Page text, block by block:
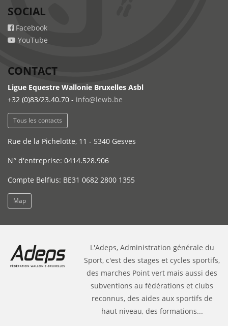
SOCIAL
Facebook
YouTube
CONTACT
Ligue Equestre Wallonie Bruxelles Asbl
+32 (0)83/23.40.70 - info@lewb.be
Tous les contacts
Rue de la Pichelotte, 11 - 5340 Gesves
N° d'entreprise: 0414.528.906
Compte Belfius: BE31 0682 2800 1355
Map
L'Adeps, Administration générale du
Sport, c'est des stages et cycles sportifs,
des marches Point vert mais aussi des
subventions au fédérations et clubs
reconnus, des aides aux sportifs de
haut niveau, des formations...